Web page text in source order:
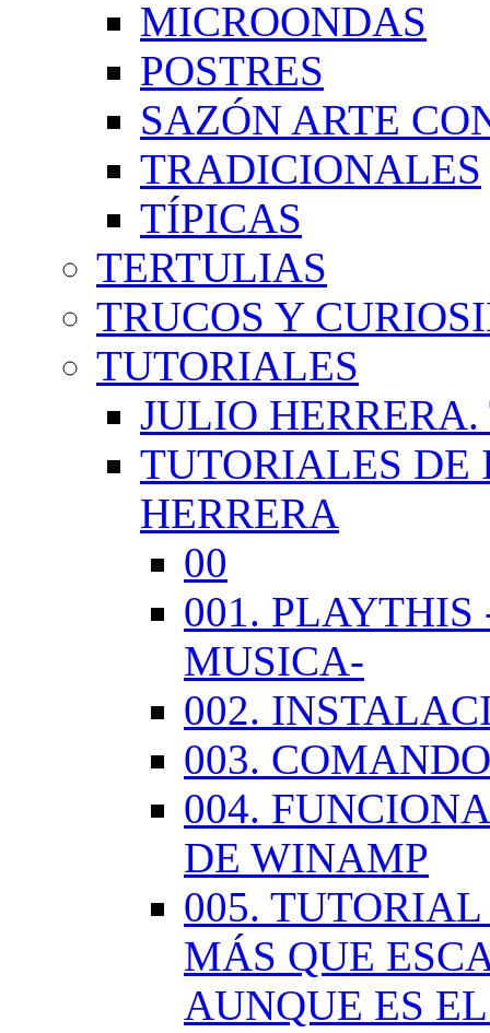
MICROONDAS
POSTRES
SAZÓN ARTE
TRADICIONALES
TÍPICAS
TERTULIAS
TRUCOS Y
TUTORIALES
JULIO
TUTORIALES DE
HERRERA
00
001. PLAYTHIS
MUSICA-
002.
003.
004.
DE WINAMP
005.
MÁS QUE
AUNQUE ES